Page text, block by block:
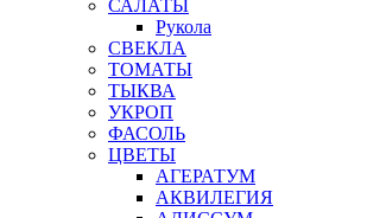
САЛАТЫ
Рукола
СВЕКЛА
ТОМАТЫ
ТЫКВА
УКРОП
ФАСОЛЬ
ЦВЕТЫ
АГЕРАТУМ
АКВИЛЕГИЯ